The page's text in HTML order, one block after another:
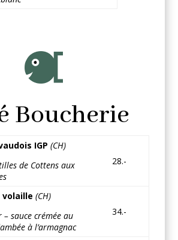
Boucherie
IGP(CH)
de Cottens aux
28.-
volaille (CH)
sauce crémée au
à l’armagnac
34.-